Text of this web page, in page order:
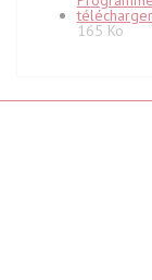
165 Ko